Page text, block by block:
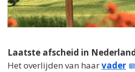
Laatste afscheid in
Het overlijden van haarvader